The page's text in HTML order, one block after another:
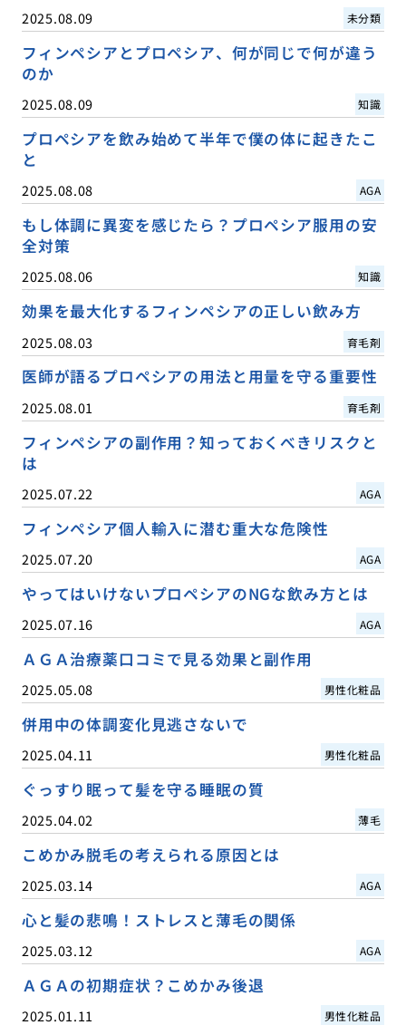
2025.08.09 未分類
フィンペシアとプロペシア、何が同じで何が違う
のか
2025.08.09 知識
プロペシアを飲み始めて半年で僕の体に起きたこ
と
2025.08.08 AGA
もし体調に異変を感じたら？プロペシア服用の安
全対策
2025.08.06 知識
効果を最大化するフィンペシアの正しい飲み方
2025.08.03 育毛剤
医師が語るプロペシアの用法と用量を守る重要性
2025.08.01 育毛剤
フィンペシアの副作用？知っておくべきリスクと
は
2025.07.22 AGA
フィンペシア個人輸入に潜む重大な危険性
2025.07.20 AGA
やってはいけないプロペシアのNGな飲み方とは
2025.07.16 AGA
ＡＧＡ治療薬口コミで見る効果と副作用
2025.05.08 男性化粧品
併用中の体調変化見逃さないで
2025.04.11 男性化粧品
ぐっすり眠って髪を守る睡眠の質
2025.04.02 薄毛
こめかみ脱毛の考えられる原因とは
2025.03.14 AGA
心と髪の悲鳴！ストレスと薄毛の関係
2025.03.12 AGA
ＡＧＡの初期症状？こめかみ後退
2025.01.11 男性化粧品